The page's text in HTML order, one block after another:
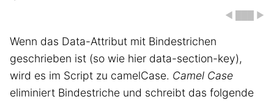
◀ ███ ▶
Wenn das Data-Attribut mit Bindestrichen
geschrieben ist (so wie hier data-section-key),
wird es im Script zu camelCase. Camel Case
eliminiert Bindestriche und schreibt das folgende